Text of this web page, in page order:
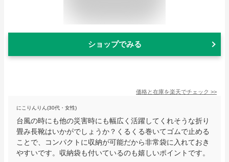
ショップでみる
価格と在庫を楽天でチェック >>
にこりんりん(30代・女性)
台風の時にも他の災害時にも幅広く活躍してくれそうな折り
畳み長靴はいかがでしょうか？くるくる巻いてゴムで止める
ことで、コンパクトに収納が可能だから非常袋に入れておき
やすいです。収納袋も付いているのも嬉しいポイントです。